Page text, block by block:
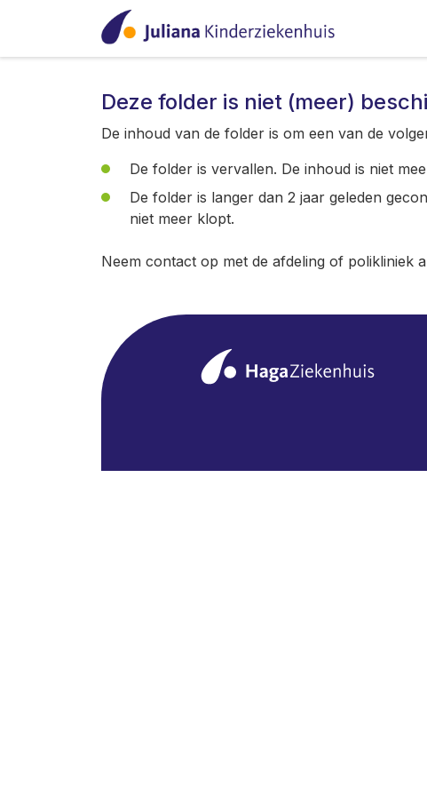
Deze folder is niet (meer)
De inhoud van de folder is om een van de
De folder is vervallen. De inhoud is niet
De folder is langer dan 2 jaar geleden
niet meer klopt.
Neem contact op met de afdeling of polikliniek